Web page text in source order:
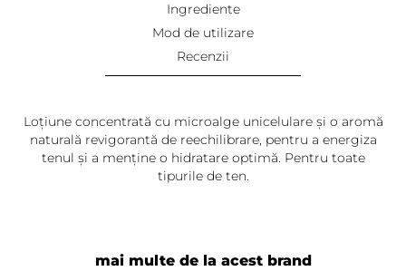
Ingrediente
Mod de utilizare
Recenzii
Loțiune concentrată cu microalge unicelulare și o aromă
naturală revigorantă de reechilibrare, pentru a energiza
tenul și a menține o hidratare optimă. Pentru toate
tipurile de ten.
hidratat și luminos
mai multe de la acest brand